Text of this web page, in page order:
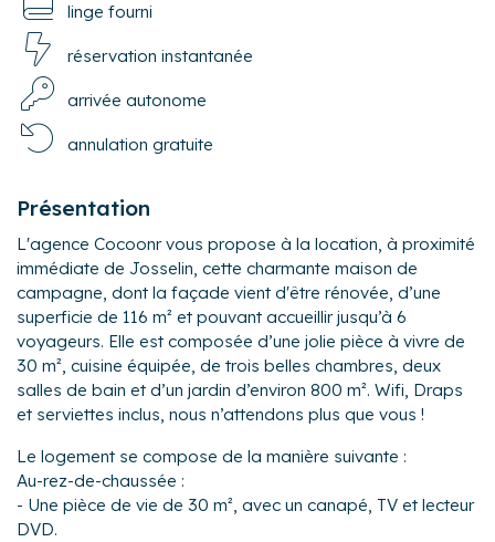
linge fourni
réservation instantanée
arrivée autonome
annulation gratuite
Présentation
L'agence Cocoonr vous propose à la location, à proximité
immédiate de Josselin, cette charmante maison de
campagne, dont la façade vient d'être rénovée, d’une
superficie de 116 m² et pouvant accueillir jusqu’à 6
voyageurs. Elle est composée d’une jolie pièce à vivre de
30 m², cuisine équipée, de trois belles chambres, deux
salles de bain et d’un jardin d’environ 800 m². Wifi, Draps
et serviettes inclus, nous n’attendons plus que vous !
Le logement se compose de la manière suivante :
Au-rez-de-chaussée :
- Une pièce de vie de 30 m², avec un canapé, TV et lecteur
DVD.